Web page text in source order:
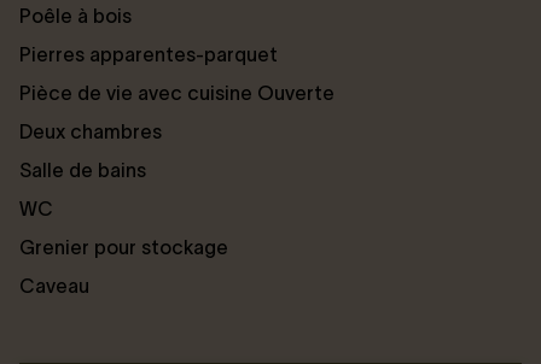
Poêle à bois
Pierres apparentes-parquet
Pièce de vie avec cuisine Ouverte
Deux chambres
Salle de bains
WC
Grenier pour stockage
Caveau